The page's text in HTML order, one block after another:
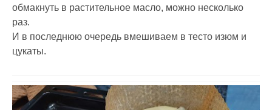
обмакнуть в растительное масло, можно несколько
раз.
И в последнюю очередь вмешиваем в тесто изюм и
цукаты.